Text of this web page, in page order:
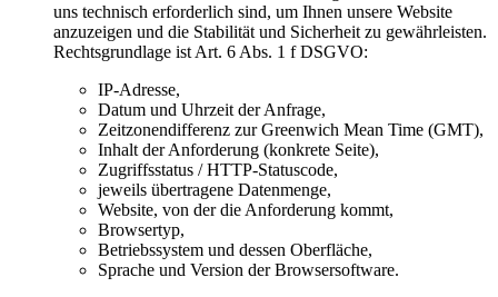
uns technisch erforderlich sind, um Ihnen unsere Website
anzuzeigen und die Stabilität und Sicherheit zu gewährleisten.
Rechtsgrundlage ist Art. 6 Abs. 1 f DSGVO:
IP-Adresse,
Datum und Uhrzeit der Anfrage,
Zeitzonendifferenz zur Greenwich Mean Time (GMT),
Inhalt der Anforderung (konkrete Seite),
Zugriffsstatus / HTTP-Statuscode,
jeweils übertragene Datenmenge,
Website, von der die Anforderung kommt,
Browsertyp,
Betriebssystem und dessen Oberfläche,
Sprache und Version der Browsersoftware.